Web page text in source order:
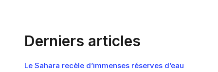
Derniers articles
Le Sahara recèle d’immenses réserves d’eau